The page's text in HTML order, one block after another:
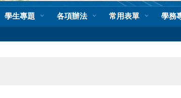
學生專題 各項辦法 常用表單 學務